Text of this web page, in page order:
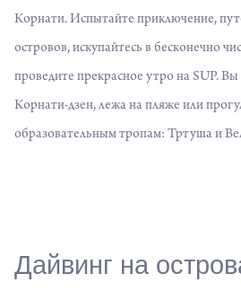
Корнати. Испытайте приключение,
островов, искупайтесь в бесконечно
проведите прекрасное утро на SUP.
Корнати-дзен, лежа на пляже или
образовательным тропам: Тртуша и
Дайвинг на